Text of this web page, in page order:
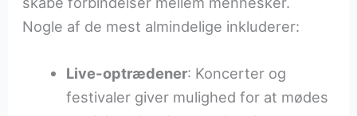
Nogle af de mest almindelige inkluderer:
Live-optrædener: Koncerter og
festivaler giver mulighed for at mødes